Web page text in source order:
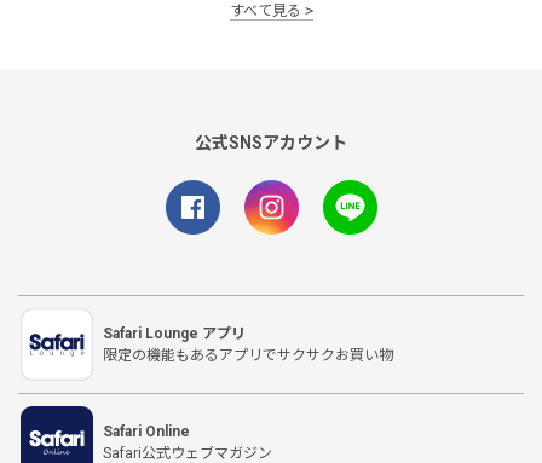
すべて見る
公式SNSアカウント
Safari Lounge アプリ
限定の機能もあるアプリでサクサクお買い物
Safari Online
Safari公式ウェブマガジン